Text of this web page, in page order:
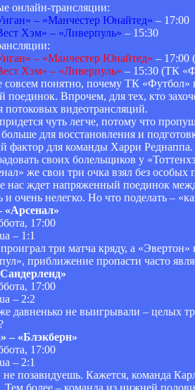
онлайн-трансляции:
– «Манчестер Юнайтед» – 17:00
Хэм» – «Ливерпуль» – 15:30
– «Манчестер Юнайтед» – 17:00
Хэм» – «Ливерпуль» – 15:30 (ТК
совсем понятно, почему ТК «Футбол»
поединок. Впрочем, для тех, кто
потоковых видеотрансляций.
чуть легче, потому что
для восстановления и
фактор для команды Харри Реднаппа.
своих болельщиков у
же свои три очка взял без особых
нас ждет напряженный поединок
и очень нелегко. Но что поделать –
«Арсенал»
17:00
– 1:1
три матча кряду, а
приближение пропасти часто
17:00
– 2:2
давненько не выигрывали – целых
– «Блэкберн»
17:00
– 2:1
позавидуешь. Кажется, команда
Тем более – команда из нижней